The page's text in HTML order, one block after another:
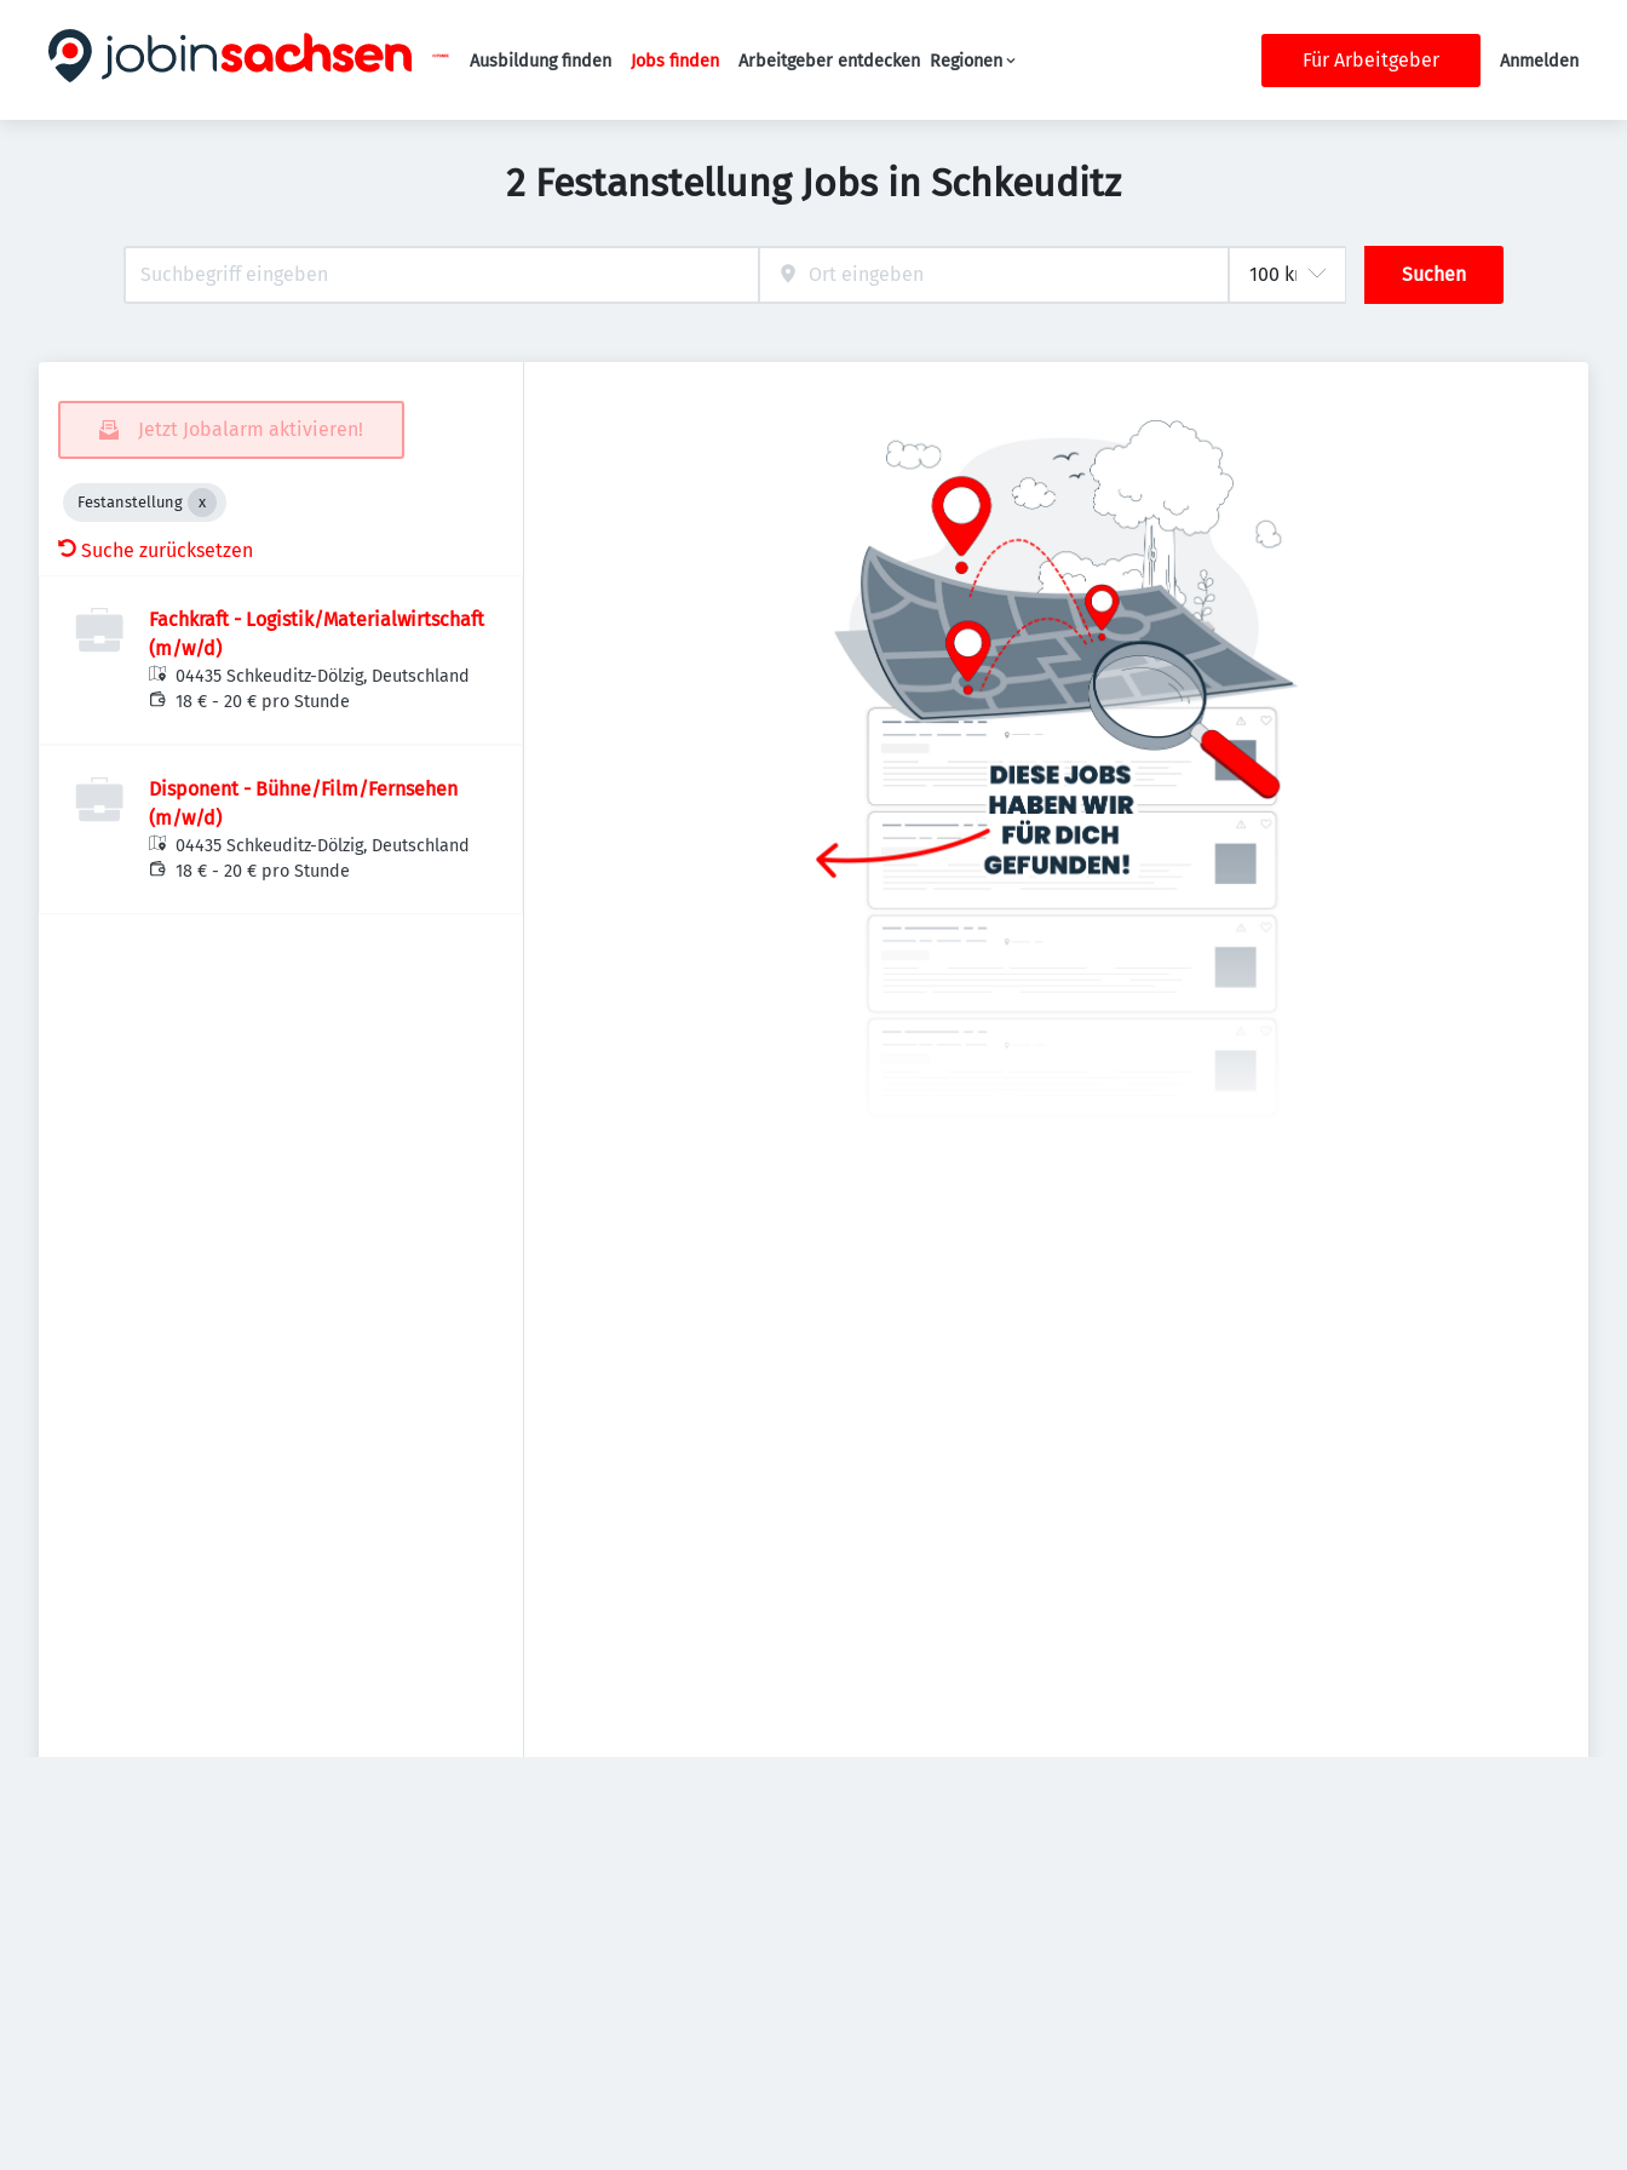
Haupt-Navigation
Ausbildung finden Jobs finden Arbeitgeber entdecken Regionen Für Arbeitgeber Anmelden
2 Festanstellung Jobs in Schkeuditz
Suchen
Jetzt Jobalarm aktivieren!
Festanstellung
Suche zurücksetzen
Fachkraft - Logistik/Materialwirtschaft
(m/w/d)
04435 Schkeuditz-Dölzig, Deutschland
18 € - 20 € pro Stunde
Disponent - Bühne/Film/Fernsehen
(m/w/d)
04435 Schkeuditz-Dölzig, Deutschland
18 € - 20 € pro Stunde